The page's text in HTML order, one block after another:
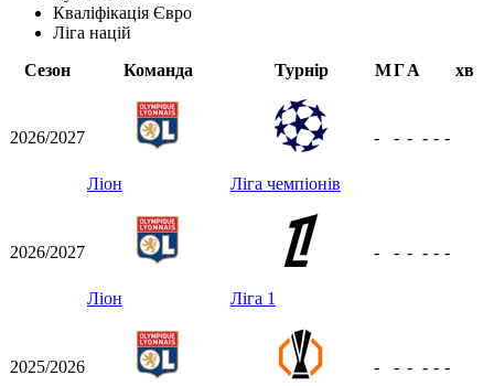
Кваліфікація Євро
Ліга націй
Сезон
Команда Турнір МГА хв
2026/2027
Ліон Ліга чемпіонів
- - - - - -
2026/2027
Ліон Ліга 1
- - - - - -
2025/2026 - - - - - -